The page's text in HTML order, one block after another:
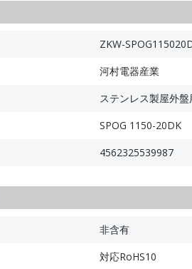
ZKW-
河村電器産業
ステンレス製屋外
SPOG 1150-20DK
4562325539987
非含有
対応RoHS10